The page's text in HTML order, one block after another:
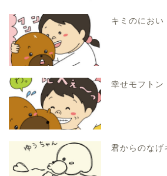
キミのにおい
幸せモフトン
君からのなげ